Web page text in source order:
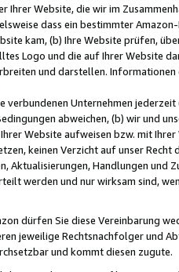
Ihrer Website, die wir im
dass ein bestimmter
kam, (b) Ihre Website prüfen,
Logo und die auf Ihrer Website
und darstellen.
verbundenen Unternehmen
abweichen, (b) wir und
Website aufweisen bzw. mit
keinen Verzicht auf unser
Handlungen und
werden und nur wirksam sind,
dürfen Sie diese Vereinbarung
jeweilige Rechtsnachfolger und
und kommt diesen zugute.